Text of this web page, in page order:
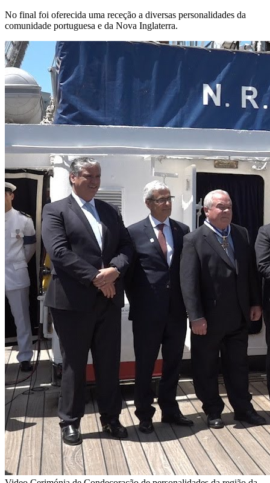
No final foi oferecida uma receção a diversas personalidades da
comunidade portuguesa e da Nova Inglaterra.